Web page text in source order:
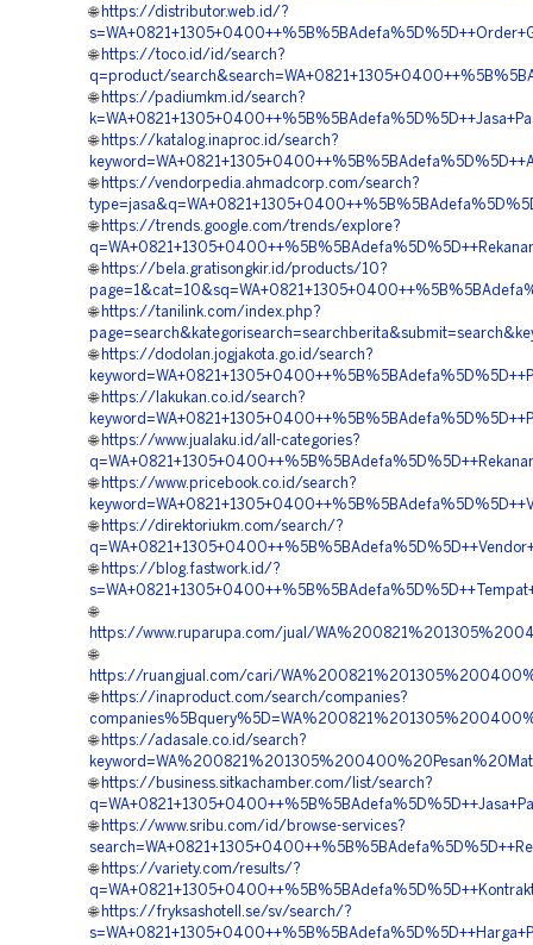
🌐 https://distributor.web.id/?
🌐 https://toco.id/id/search?
q=product/
🌐 https://padiumkm.id/search?
🌐 https://katalog.inaproc.id/search?
🌐 https://vendorpedia.ahmadcorp.com/search?
🌐 https://trends.google.com/trends/explore?
🌐 https://bela.gratisongkir.id/products/10?
🌐 https://tanilink.com/index.php?
🌐 https://dodolan.jogjakota.go.id/search?
🌐 https://lakukan.co.id/search?
🌐 https://www.jualaku.id/all-categories?
🌐 https://www.pricebook.co.id/search?
🌐 https://direktoriukm.com/search/?
🌐 https://blog.fastwork.id/?
🌐
https://www.ruparupa.com/jual/
🌐
https://ruangjual.com/cari/
🌐 https://inaproduct.com/search/companies?
🌐 https://adasale.co.id/search?
🌐 https://business.sitkachamber.com/list/search?
🌐 https://www.sribu.com/id/browse-services?
🌐 https://variety.com/results/?
🌐 https://fryksashotell.se/sv/search/?